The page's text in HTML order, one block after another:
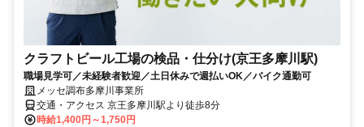
クラフトビール工場の検品・仕分け(京王多摩川駅)
職場見学可／未経験者歓迎／土日休みで週払いOK／バイク通勤可
メッセ調布多摩川事業所
交通・アクセス 京王多摩川駅より徒歩8分
時給1,400円～1,750円